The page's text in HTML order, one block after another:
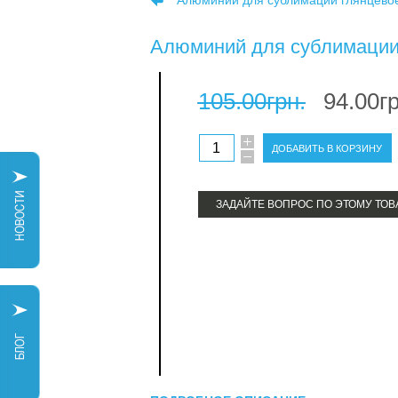
Алюминий для
105.00грн.
ЗАДАЙТЕ ВОПРОС ПО ЭТОМУ